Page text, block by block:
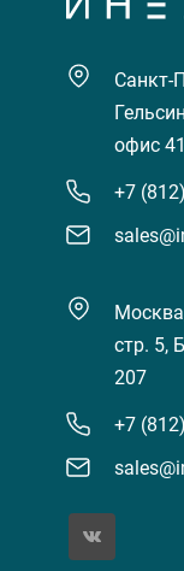
Санкт-
офис
+7
стр. 5,
207
+7